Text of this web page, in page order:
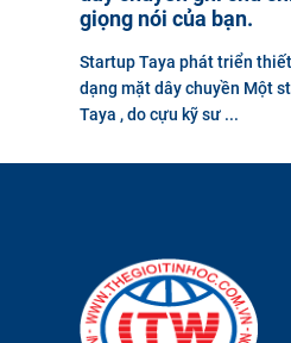
giọng nói của bạn.
Startup Taya phát triển
dạng mặt dây chuyền Một
Taya , do cựu kỹ sư ...